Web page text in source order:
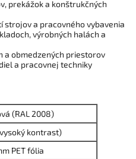
prekážok a konštrukčných
strojov a pracovného vybavenia
výrobných halách a
a obmedzených priestorov
a pracovnej techniky
(RAL 2008)
kontrast)
PET fólia